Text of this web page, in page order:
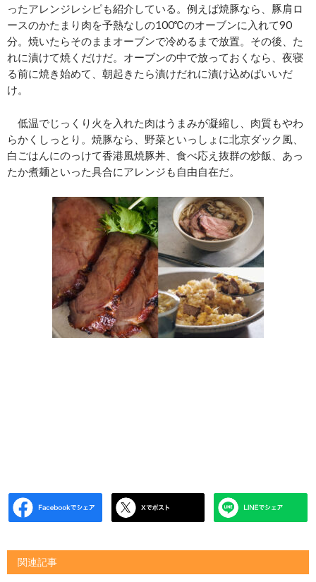
ったアレンジレシピも紹介している。例えば焼豚なら、豚肩ロ
ースのかたまり肉を予熱なしの100℃のオーブンに入れて90
分。焼いたらそのままオーブンで冷めるまで放置。その後、た
れに漬けて焼くだけだ。オーブンの中で放っておくなら、夜寝
る前に焼き始めて、朝起きたら漬けだれに漬け込めばいいだ
け。
低温でじっくり火を入れた肉はうまみが凝縮し、肉質もやわ
らかくしっとり。焼豚なら、野菜といっしょに北京ダック風、
白ごはんにのっけて香港風焼豚丼、食べ応え抜群の炒飯、あっ
たか煮麺といった具合にアレンジも自由自在だ。
関連記事